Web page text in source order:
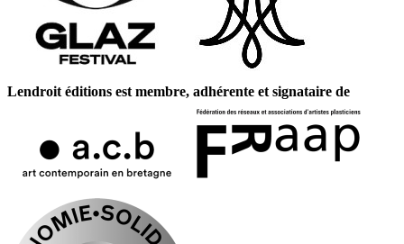
Lendroit éditions est membre, adhérente et signataire de